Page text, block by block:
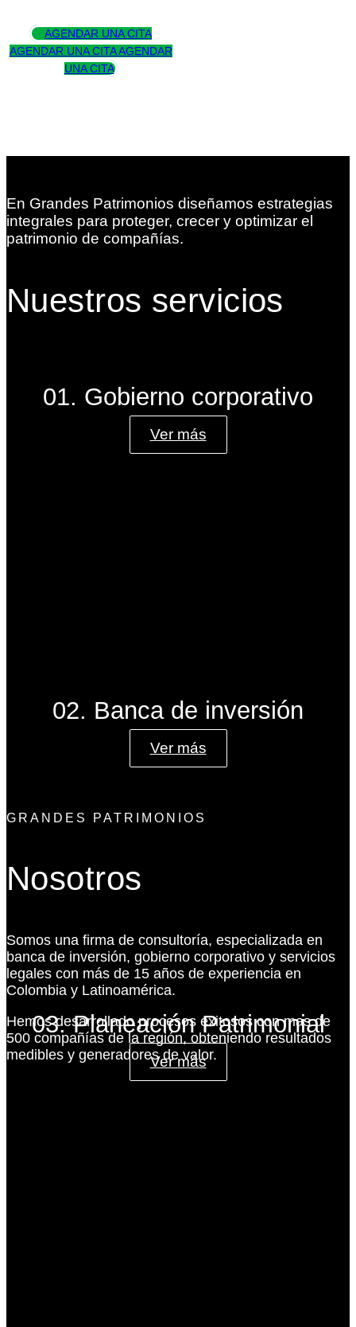
AGENDAR UNA CITA
AGENDAR UNA CITA AGENDAR
UNA CITA
En Grandes Patrimonios diseñamos estrategias
integrales para proteger, crecer y optimizar el
patrimonio de compañías.
Nuestros servicios
01. Gobierno corporativo
Ver más
02. Banca de inversión
Ver más
03. Planeación Patrimonial
Ver más
GRANDES PATRIMONIOS
Nosotros
Somos una firma de consultoría, especializada en
banca de inversión, gobierno corporativo y servicios
legales con más de 15 años de experiencia en
Colombia y Latinoamérica.
Hemos desarrollado procesos exitosos con mas de
500 compañías de la región, obteniendo resultados
medibles y generadores de valor.